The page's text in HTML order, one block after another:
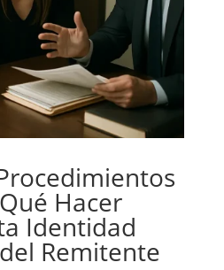
Hacer
Identidad
Remitente